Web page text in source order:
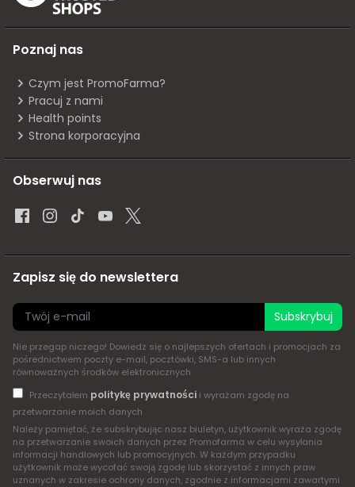
Poznaj nas
Czym jest PromoFarma?
Pracuj z nami
Health points
Strona korporacyjna
Obserwuj nas
Zapisz się do newslettera
Subskrybuj
Nie przegap niczego! Dowiedz się o najlepszych ofertach i promocjach za
pośrednictwem poczty e-mail, pocztówki, SMS-a lub innych
równoważnych środków elektronicznych
Przeczytałem politykę prywatnościi wyrażam zgodę na
przetwarzanie moich danych
Należy pamiętać, że subskrybując nasz biuletyn, użytkownik wyraża zgodę
na przetwarzanie swoich danych przez Promofarma w celu wysyłania
informacji handlowych lub promocyjnych. W każdym przypadku
użytkownik może wycofać swoją zgodę lub skorzystać z innych praw
uznanych w zakresie ochrony danych, zgodnie z informacjami zawartymi